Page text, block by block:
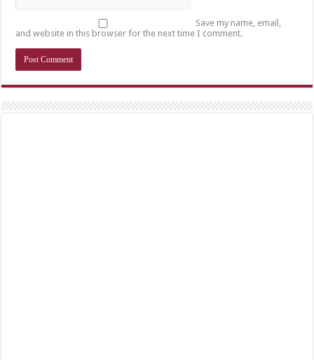
Save my name, email,
and website in this browser for the next time I comment.